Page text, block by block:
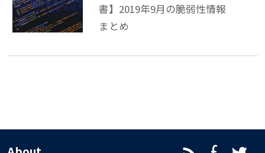
書】2019年9月の脆弱性情報
まとめ